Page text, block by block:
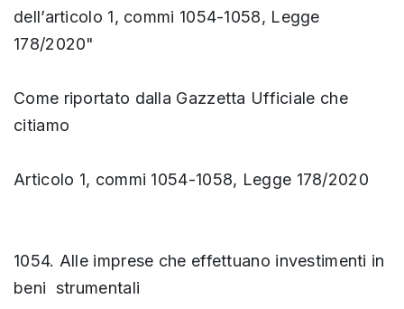
dell’articolo 1, commi 1054-1058, Legge
178/2020"
Come riportato dalla Gazzetta Ufficiale che
citiamo
Articolo 1, commi 1054-1058, Legge 178/2020
1054. Alle imprese che effettuano investimenti in
beni strumentali